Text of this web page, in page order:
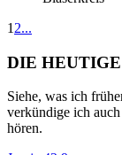
1 2...
DIE
Siehe, was ich
verkündige ich auch
hören.